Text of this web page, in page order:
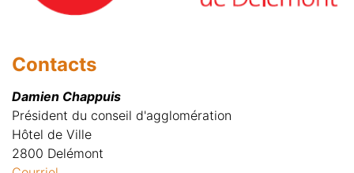
Contacts
Damien Chappuis
Président du conseil d'agglomération
Hôtel de Ville
2800 Delémont